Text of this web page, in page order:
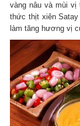
vàng nâu và mùi
thức thịt xiên
làm tăng hương vị